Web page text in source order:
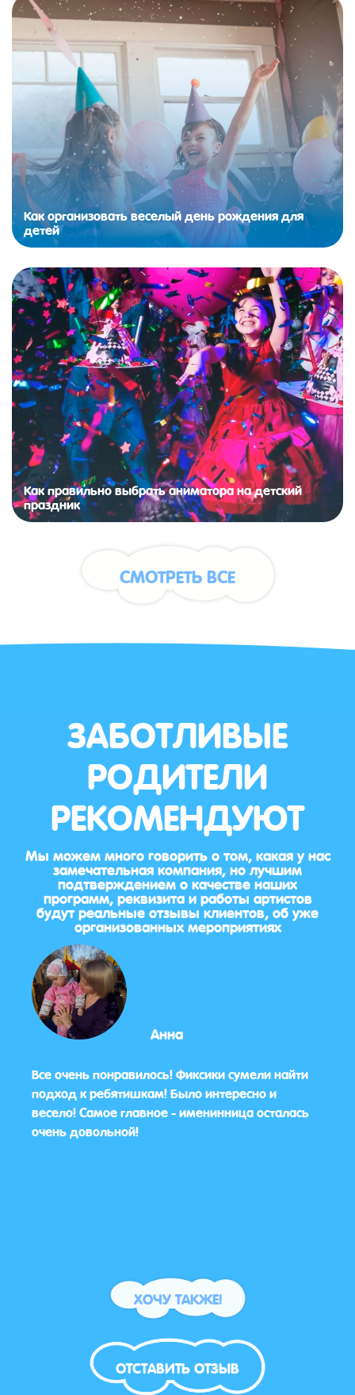
Как организовать веселый день рождения для
детей
Как правильно выбрать аниматора на детский
праздник
СМОТРЕТЬ ВСЕ
ЗАБОТЛИВЫЕ
РОДИТЕЛИ
РЕКОМЕНДУЮТ
Мы можем много говорить о том, какая у нас
замечательная компания, но лучшим
подтверждением о качестве наших
программ, реквизита и работы артистов
будут реальные отзывы клиентов, об уже
организованных мероприятиях
Анна
Все очень понравилось! Фиксики сумели найти
подход к ребятишкам! Было интересно и
весело! Самое главное - именинница осталась
очень довольной!
ХОЧУ ТАКЖЕ!
ОТСТАВИТЬ ОТЗЫВ